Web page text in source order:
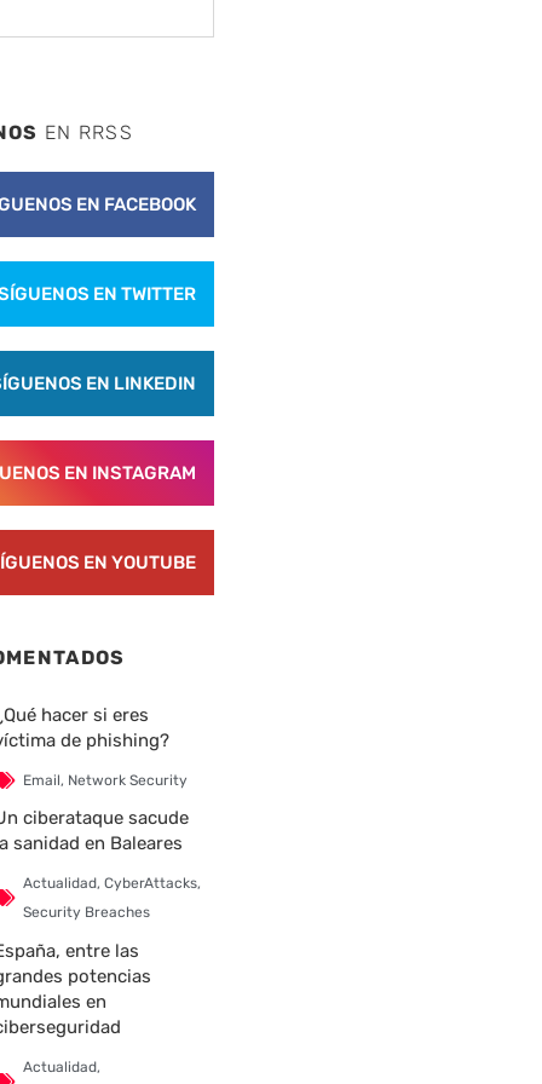
EN RRSS
EN FACEBOOK
EN TWITTER
EN LINKEDIN
EN INSTAGRAM
EN YOUTUBE
hacer si eres
de phishing?
Email, Network Security
ciberataque sacude
sanidad en Baleares
Actualidad, CyberAttacks,
Security Breaches
entre las
potencias
en
Actualidad,